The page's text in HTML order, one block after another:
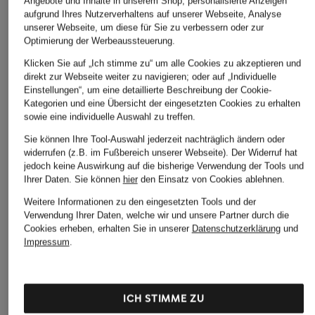
CHF 70 CHF 20
Ursprünglich:CHF 25
CHF 30
Weitere Kategorien
Abendkleider
Anzüge für Herren
Kleider
Lederjacken für Damen
Leinenkleider
aufgrund Ihres Nutzerverhaltens auf unserer Webseite, Analyse
unserer Webseite, um diese für Sie zu verbessern oder zur
Optimierung der Werbeaussteuerung.
Klicken Sie auf „Ich stimme zu“ um alle Cookies zu akzeptieren und
direkt zur Webseite weiter zu navigieren; oder auf „Individuelle
Einstellungen“, um eine detaillierte Beschreibung der Cookie-
Kategorien und eine Übersicht der eingesetzten Cookies zu erhalten
sowie eine individuelle Auswahl zu treffen.
Sie können Ihre Tool-Auswahl jederzeit nachträglich ändern oder
widerrufen (z.B. im Fußbereich unserer Webseite). Der Widerruf hat
jedoch keine Auswirkung auf die bisherige Verwendung der Tools und
Ihrer Daten. Sie können hierden Einsatz von Cookies ablehnen.
Weitere Informationen zu den eingesetzten Tools und der
Verwendung Ihrer Daten, welche wir und unsere Partner durch die
Cookies erheben, erhalten Sie in unserer Datenschutzerklärungund
Impressum.
ICH STIMME ZU